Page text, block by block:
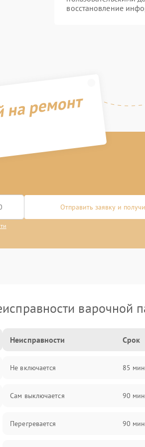
восстановление
ремонт
Отправить заявку и
варочной
Неисправности Срок
Не включается 85 мин
Сам выключается 90 мин
Перегревается 90 мин